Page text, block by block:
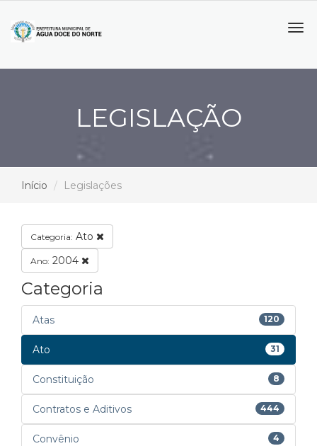
LEGISLAÇÃO
Início Legislações
Categoria: Ato
Ano: 2004
Categoria
Atas 120
Ato 31
Constituição 8
Contratos e Aditivos 444
Convênio 4